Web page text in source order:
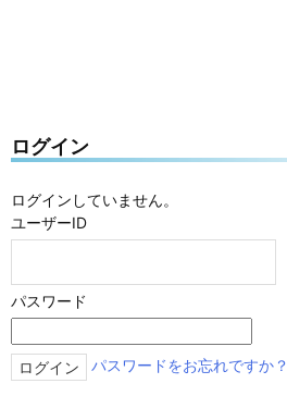
ログイン
ログインしていません。
ユーザーID
パスワード
パスワードをお忘れですか？